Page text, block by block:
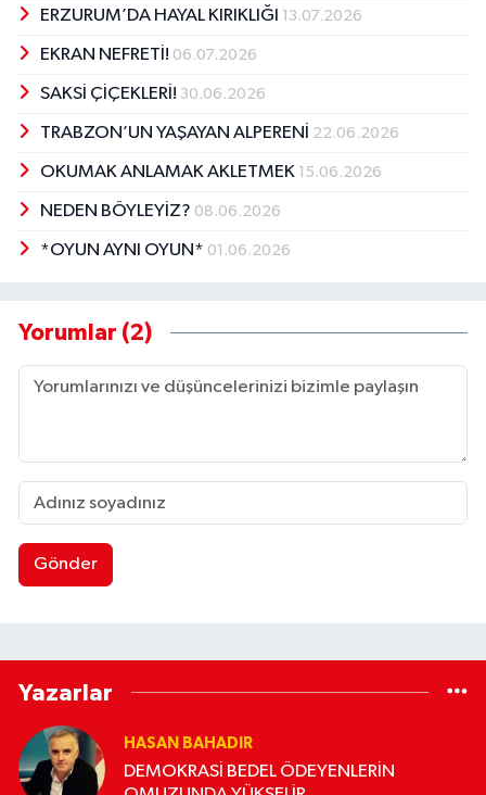
ERZURUM’DA HAYAL KIRIKLIĞI 13.07.2026
EKRAN NEFRETİ! 06.07.2026
SAKSİ ÇİÇEKLERİ! 30.06.2026
TRABZON’UN YAŞAYAN ALPERENİ 22.06.2026
OKUMAK ANLAMAK AKLETMEK 15.06.2026
NEDEN BÖYLEYİZ? 08.06.2026
*OYUN AYNI OYUN* 01.06.2026
Yorumlar (2)
Gönder
Yazarlar
HASAN BAHADIR
DEMOKRASİ BEDEL ÖDEYENLERİN